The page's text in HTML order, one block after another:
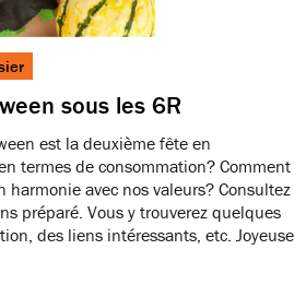
sous les 6R
est la deuxième fête en
termes de consommation? Comment
harmonie avec nos valeurs? Consultez
préparé. Vous y trouverez quelques
des liens intéressants, etc. Joyeuse